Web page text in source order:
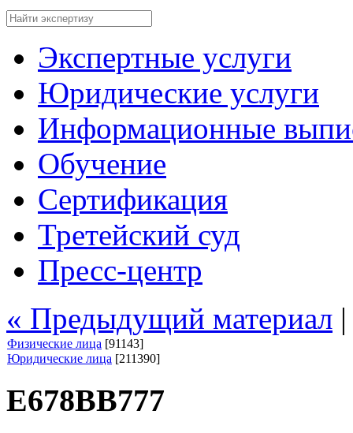
Экспертные услуги
Юридические услуги
Информационные
Обучение
Сертификация
Третейский суд
Пресс-центр
« Предыдущий материал
Физические лица [91143]
Юридические лица [211390]
Е678ВВ777